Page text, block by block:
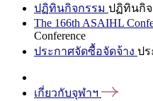
ปฏิทินกิจกรรม ปฏิทินกิจ
The 166th ASAIHL
Conference
ประกาศจัดซื้อจัดจ้าง ปร
เกี่ยวกับจุฬาฯ